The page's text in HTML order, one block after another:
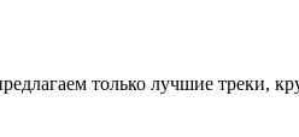
только лучшие треки,